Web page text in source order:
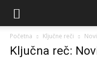
Početna Ključne reči
Ključna reč: